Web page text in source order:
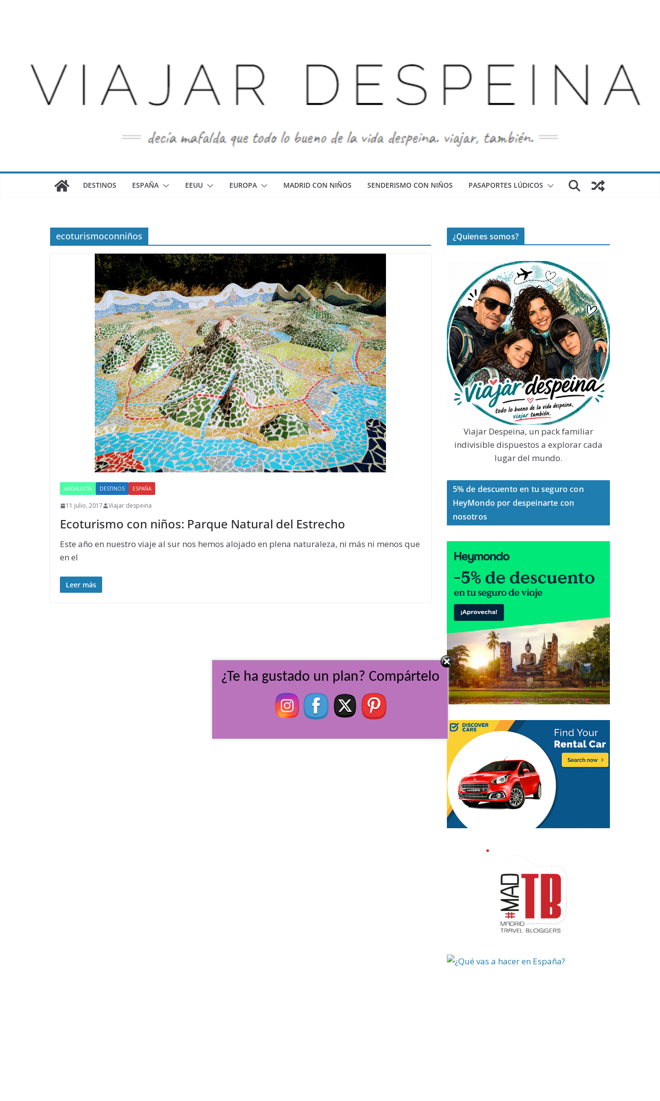
DESTINOS ESPAÑA EEUU EUROPA MADRID CON NIÑOS SENDERISMO CON NIÑOS PASAPORTES LÚDICOS
ecoturismoconniños
ANDALUCÍA DESTINOS ESPAÑA
11 julio, 2017 Viajar despeina
Ecoturismo con niños: Parque Natural del Estrecho
Este año en nuestro viaje al sur nos hemos alojado en plena naturaleza, ni más ni menos que
en el
Leer más
¿Quienes somos?
Viajar Despeina, un pack familiar
indivisible dispuestos a explorar cada
lugar del mundo.
5% de descuento en tu seguro con
HeyMondo por despeinarte con
nosotros
¿Te ha gustado un plan? Compártelo